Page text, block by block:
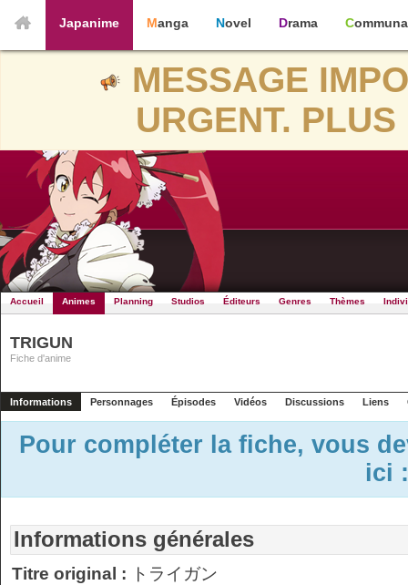
Japanime Manga Novel Drama
MESSAGE
URGENT.
Accueil Animes Planning Studios Éditeurs Genres Thèmes
TRIGUN
Fiche d'anime
Informations Personnages Épisodes Vidéos Discussions Liens
Pour compléter la fiche, vous
ici
Informations générales
Titre original :
トライガン